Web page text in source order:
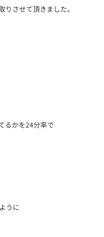
させて頂きました。
るかを24分率で
うに